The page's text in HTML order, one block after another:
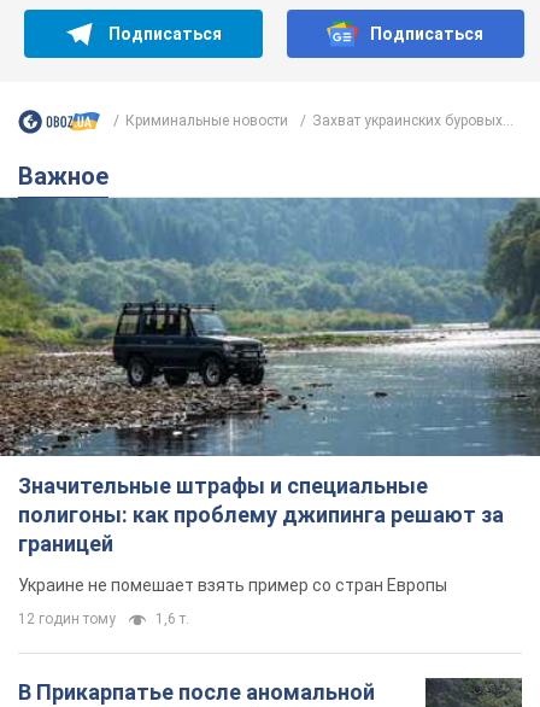
Подписаться Подписаться
Криминальные новости Захват украинских буровых...
Важное
Значительные штрафы и специальные
полигоны: как проблему джипинга решают за
границей
Украине не помешает взять пример со стран Европы
12 годин тому 1,6 т.
В Прикарпатье после аномальной